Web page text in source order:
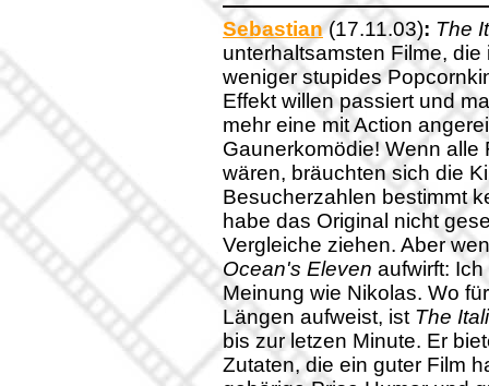
Sebastian(17.11.03): The
unterhaltsamsten Filme,
weniger stupides
Effekt willen passiert und
mehr eine mit Action
Gaunerkomödie! Wenn
wären, bräuchten sich die
Besucherzahlen bestimmt
habe das Original nicht
Vergleiche ziehen. Aber
Ocean's Eleven aufwirft:
Meinung wie Nikolas. Wo
Längen aufweist, ist The
bis zur letzen Minute. Er
Zutaten, die ein guter Film